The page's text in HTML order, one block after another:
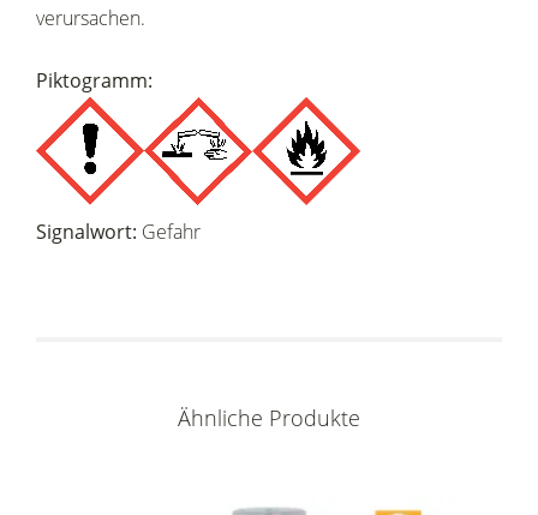
verursachen.
Piktogramm:
Signalwort: Gefahr
Ähnliche Produkte